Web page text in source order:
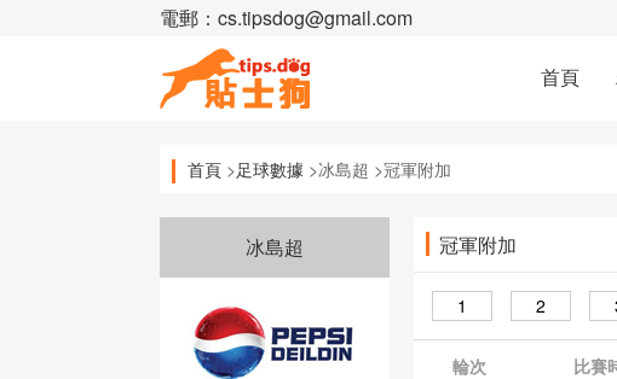
電郵：cs.tipsdog@gmail.com
首頁
首頁 >足球數據 >冰島超 >冠軍附加
冰島超 冠軍附加
1 2
輪次 比賽